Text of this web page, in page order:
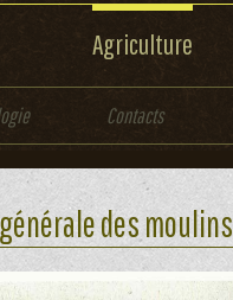
Agriculture
Contacts
des moulins